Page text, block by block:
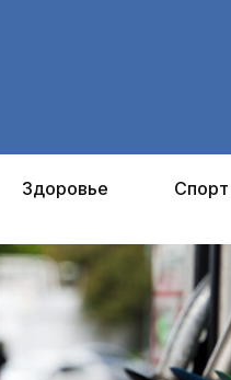
Здоровье Спорт